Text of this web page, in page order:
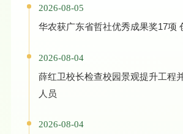
2026-08-05
2026-08-04
薛红卫校长检查校园景观提升工程
人员
2026-08-04